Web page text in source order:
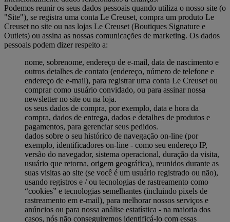
Podemos reunir os seus dados pessoais quando utiliza o nosso site (o
"Site"), se registra uma conta Le Creuset, compra um produto Le
Creuset no site ou nas lojas Le Creuset (Boutiques Signature e
Outlets) ou assina as nossas comunicações de marketing. Os dados
pessoais podem dizer respeito a:
nome, sobrenome, endereço de e-mail, data de nascimento e
outros detalhes de contato (endereço, número de telefone e
endereço de e-mail), para registrar uma conta Le Creuset ou
comprar como usuário convidado, ou para assinar nossa
newsletter no site ou na loja.
os seus dados de compra, por exemplo, data e hora da
compra, dados de entrega, dados e detalhes de produtos e
pagamentos, para gerenciar seus pedidos.
dados sobre o seu histórico de navegação on-line (por
exemplo, identificadores on-line - como seu endereço IP,
versão do navegador, sistema operacional, duração da visita,
usuário que retorna, origem geográfica), reunidos durante as
suas visitas ao site (se você é um usuário registrado ou não),
usando registros e / ou tecnologias de rastreamento como
“cookies” e tecnologias semelhantes (incluindo pixels de
rastreamento em e-mail), para melhorar nossos serviços e
anúncios ou para nossa análise estatística - na maioria dos
casos, nós não conseguiremos identificá-lo com essas